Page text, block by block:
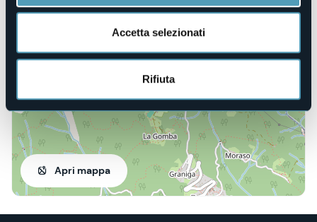
Accetta selezionati
Rifiuta
Loc. Gomba
Apri mappa